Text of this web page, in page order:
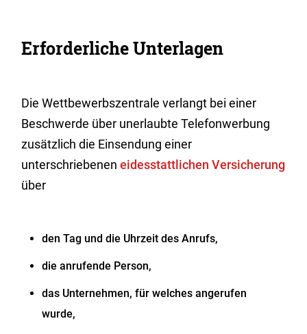
Erforderliche Unterlagen
Die Wettbewerbszentrale verlangt bei einer
Beschwerde über unerlaubte Telefonwerbung
zusätzlich die Einsendung einer
unterschriebeneneidesstattlichen Versicherung
über
den Tag und die Uhrzeit des Anrufs,
die anrufende Person,
das Unternehmen, für welches angerufen
wurde,